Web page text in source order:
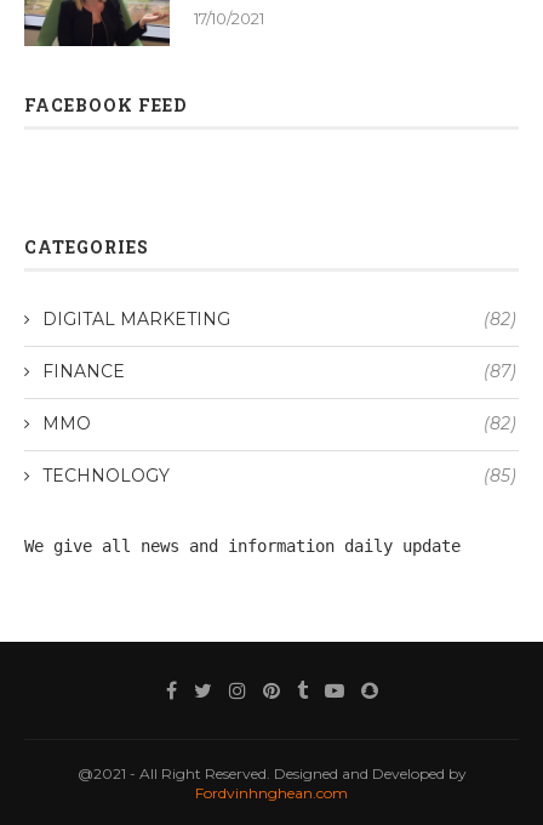
17/10/2021
FACEBOOK FEED
CATEGORIES
DIGITAL MARKETING (82)
FINANCE (87)
MMO (82)
TECHNOLOGY (85)
We give all news and information daily update
@2021 - All Right Reserved. Designed and Developed by
Fordvinhnghean.com